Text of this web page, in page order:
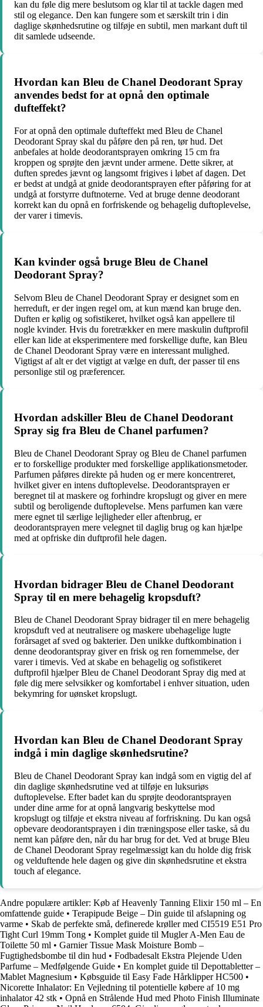
kan du føle dig mere beslutsom og klar til at tackle dagen med
stil og elegance. Den kan fungere som et særskilt trin i din
daglige skønhedsrutine og tilføje en subtil, men markant duft til
dit samlede udseende.
Hvordan kan Bleu de Chanel Deodorant Spray
anvendes bedst for at opnå den optimale
dufteffekt?
For at opnå den optimale dufteffekt med Bleu de Chanel
Deodorant Spray skal du påføre den på ren, tør hud. Det
anbefales at holde deodorantsprayen omkring 15 cm fra
kroppen og sprøjte den jævnt under armene. Dette sikrer, at
duften spredes jævnt og langsomt frigives i løbet af dagen. Det
er bedst at undgå at gnide deodorantsprayen efter påføring for at
undgå at forstyrre duftnoterne. Ved at bruge denne deodorant
korrekt kan du opnå en forfriskende og behagelig duftoplevelse,
der varer i timevis.
Kan kvinder også bruge Bleu de Chanel
Deodorant Spray?
Selvom Bleu de Chanel Deodorant Spray er designet som en
herreduft, er der ingen regel om, at kun mænd kan bruge den.
Duften er kølig og sofistikeret, hvilket også kan appellere til
nogle kvinder. Hvis du foretrækker en mere maskulin duftprofil
eller kan lide at eksperimentere med forskellige dufte, kan Bleu
de Chanel Deodorant Spray være en interessant mulighed.
Vigtigst af alt er det vigtigt at vælge en duft, der passer til ens
personlige stil og præferencer.
Hvordan adskiller Bleu de Chanel Deodorant
Spray sig fra Bleu de Chanel parfumen?
Bleu de Chanel Deodorant Spray og Bleu de Chanel parfumen
er to forskellige produkter med forskellige applikationsmetoder.
Parfumen påføres direkte på huden og er mere koncentreret,
hvilket giver en intens duftoplevelse. Deodorantsprayen er
beregnet til at maskere og forhindre kropslugt og giver en mere
subtil og beroligende duftoplevelse. Mens parfumen kan være
mere egnet til særlige lejligheder eller aftenbrug, er
deodorantsprayen mere velegnet til daglig brug og kan hjælpe
med at opfriske din duftprofil hele dagen.
Hvordan bidrager Bleu de Chanel Deodorant
Spray til en mere behagelig kropsduft?
Bleu de Chanel Deodorant Spray bidrager til en mere behagelig
kropsduft ved at neutralisere og maskere ubehagelige lugte
forårsaget af sved og bakterier. Den unikke duftkombination i
denne deodorantspray giver en frisk og ren fornemmelse, der
varer i timevis. Ved at skabe en behagelig og sofistikeret
duftprofil hjælper Bleu de Chanel Deodorant Spray dig med at
føle dig mere selvsikker og komfortabel i enhver situation, uden
bekymring for uønsket kropslugt.
Hvordan kan Bleu de Chanel Deodorant Spray
indgå i min daglige skønhedsrutine?
Bleu de Chanel Deodorant Spray kan indgå som en vigtig del af
din daglige skønhedsrutine ved at tilføje en luksuriøs
duftoplevelse. Efter badet kan du sprøjte deodorantsprayen
under dine arme for at opnå langvarig beskyttelse mod
kropslugt og tilføje et ekstra niveau af forfriskning. Du kan også
opbevare deodorantsprayen i din træningspose eller taske, så du
nemt kan påføre den, når du har brug for det. Ved at bruge Bleu
de Chanel Deodorant Spray regelmæssigt kan du holde dig frisk
og velduftende hele dagen og give din skønhedsrutine et ekstra
touch af elegance.
Andre populære artikler: Køb af Heavenly Tanning Elixir 150 ml – En
omfattende guide • Terapipude Beige – Din guide til afslapning og
varme • Skab de perfekte små, definerede krøller med CI5519 E51 Pro
Tight Curl 19mm Tong • Komplet guide til Mugler A-Men Eau de
Toilette 50 ml • Garnier Tissue Mask Moisture Bomb –
Fugtighedsbombe til din hud • Fodbadesalt Ekstra Plejende Uden
Parfume – Medfølgende Guide • En komplet guide til Depottabletter –
Mablet Magnesium • Købsguide til Easy Fade Hårklipper HC500 •
Nicorette Inhalator: En Vejledning til potentielle købere af 10 mg
inhalator 42 stk • Opnå en Strålende Hud med Photo Finish Illuminate